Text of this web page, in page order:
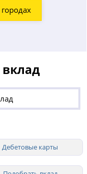
Дебетовые карты